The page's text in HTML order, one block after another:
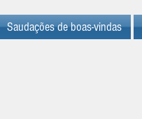
Saudações de boas-vindas